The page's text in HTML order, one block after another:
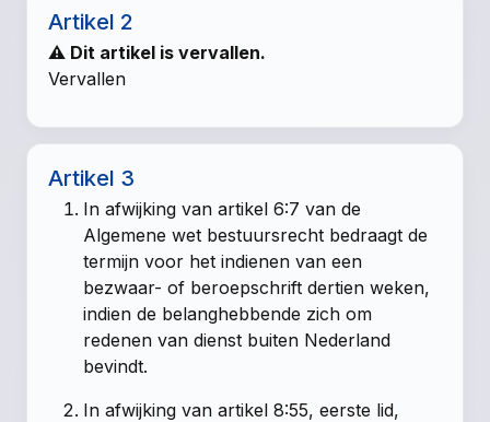
Artikel 2
⚠ Dit artikel is vervallen.
Vervallen
Artikel 3
In afwijking vanartikel 6:7 van de
Algemene wet bestuursrecht bedraagt de
termijn voor het indienen van een
bezwaar- of beroepschrift dertien weken,
indien de belanghebbende zich om
redenen van dienst buiten Nederland
bevindt.
In afwijking vanartikel 8:55, eerste lid,